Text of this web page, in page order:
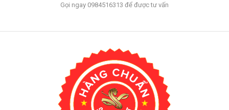
Gọi ngay 0984516313 để được tư vấn